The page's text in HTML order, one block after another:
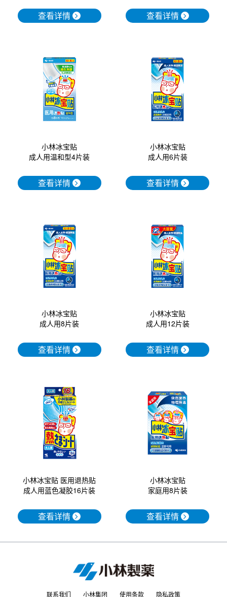
查看详情 查看详情
小林冰宝贴
成人用温和型4片装
查看详情
小林冰宝贴
成人用6片装
查看详情
小林冰宝贴
成人用8片装
查看详情
小林冰宝贴
成人用12片装
查看详情
小林冰宝贴 医用退热贴
成人用蓝色凝胶16片装
查看详情
小林冰宝贴
家庭用8片装
查看详情
联系我们 小林集团 使用条款 隐私政策